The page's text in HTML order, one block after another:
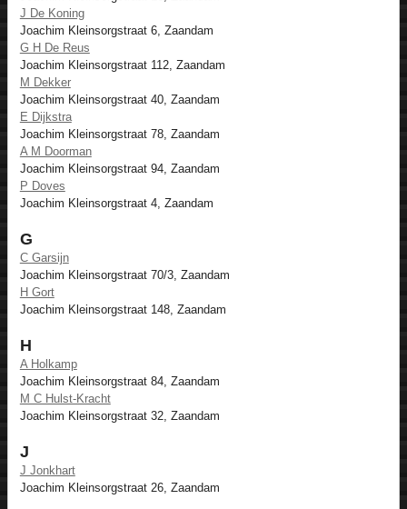
J De Koning
Joachim Kleinsorgstraat 6, Zaandam
G H De Reus
Joachim Kleinsorgstraat 112, Zaandam
M Dekker
Joachim Kleinsorgstraat 40, Zaandam
E Dijkstra
Joachim Kleinsorgstraat 78, Zaandam
A M Doorman
Joachim Kleinsorgstraat 94, Zaandam
P Doves
Joachim Kleinsorgstraat 4, Zaandam
G
C Garsijn
Joachim Kleinsorgstraat 70/3, Zaandam
H Gort
Joachim Kleinsorgstraat 148, Zaandam
H
A Holkamp
Joachim Kleinsorgstraat 84, Zaandam
M C Hulst-Kracht
Joachim Kleinsorgstraat 32, Zaandam
J
J Jonkhart
Joachim Kleinsorgstraat 26, Zaandam